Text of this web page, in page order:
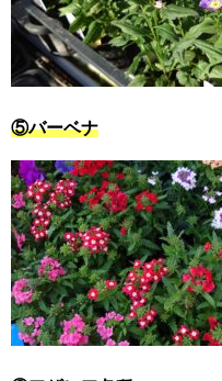
⑤バーベナ